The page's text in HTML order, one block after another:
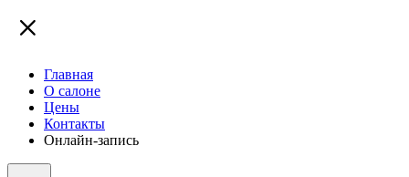
Главная
О салоне
Цены
Контакты
Онлайн-запись